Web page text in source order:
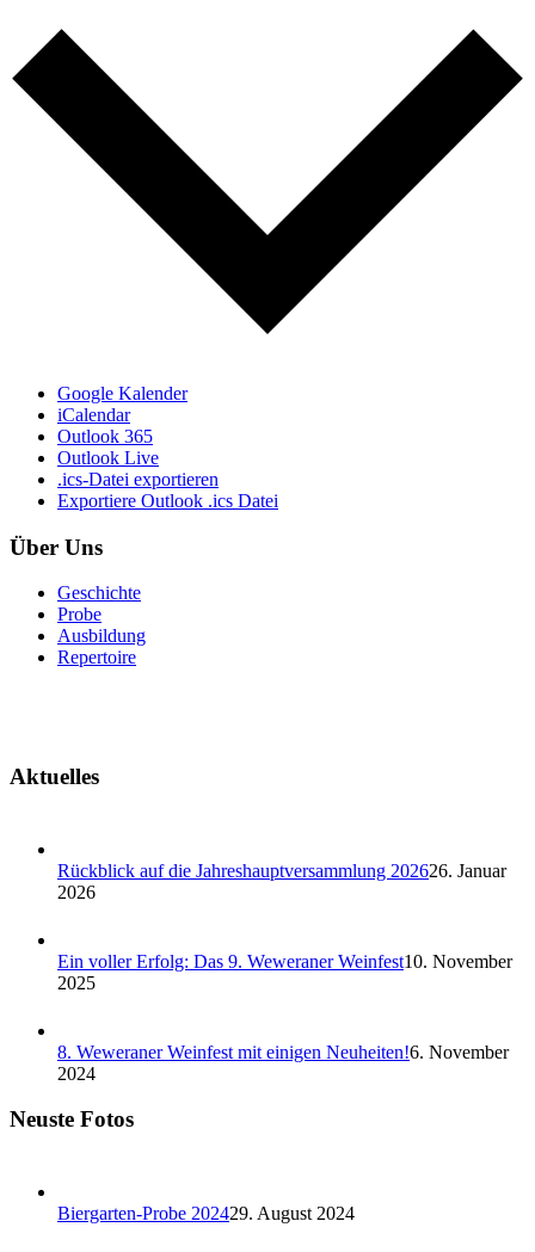
Google Kalender
iCalendar
Outlook 365
Outlook Live
.ics-Datei exportieren
Exportiere Outlook .ics Datei
Über Uns
Geschichte
Probe
Ausbildung
Repertoire
Aktuelles
Rückblick auf die Jahreshauptversammlung 202626. Januar
2026
Ein voller Erfolg: Das 9. Weweraner Weinfest10. November
2025
8. Weweraner Weinfest mit einigen Neuheiten!6. November
2024
Neuste Fotos
Biergarten-Probe 202429. August 2024